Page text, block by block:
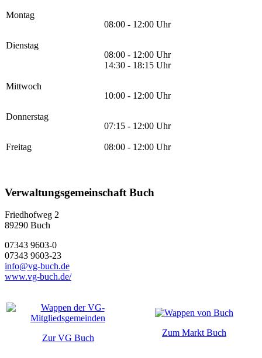
Montag
08:00 - 12:00 Uhr
Dienstag
08:00 - 12:00 Uhr
14:30 - 18:15 Uhr
Mittwoch
10:00 - 12:00 Uhr
Donnerstag
07:15 - 12:00 Uhr
Freitag 08:00 - 12:00 Uhr
Verwaltungsgemeinschaft Buch
Friedhofweg 2
89290 Buch
07343 9603-0
07343 9603-23
info@vg-buch.de
www.vg-buch.de/
Zur VG Buch
Zum Markt Buch